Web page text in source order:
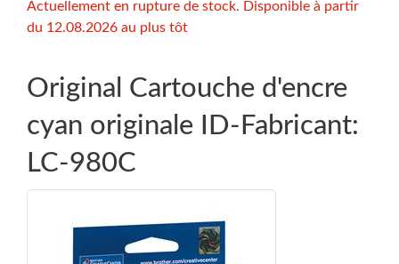
Actuellement en rupture de stock. Disponible à partir
du 12.08.2026 au plus tôt
Original Cartouche d'encre
cyan originale ID-Fabricant:
LC-980C